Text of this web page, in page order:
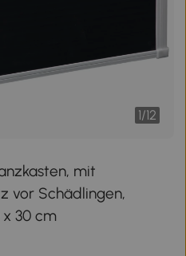
1/12
mit
vor Schädlingen,
x 30 cm